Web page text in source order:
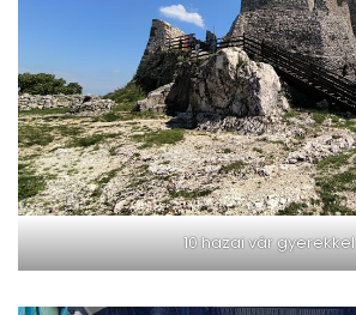
10 hazai vár gyerekkel